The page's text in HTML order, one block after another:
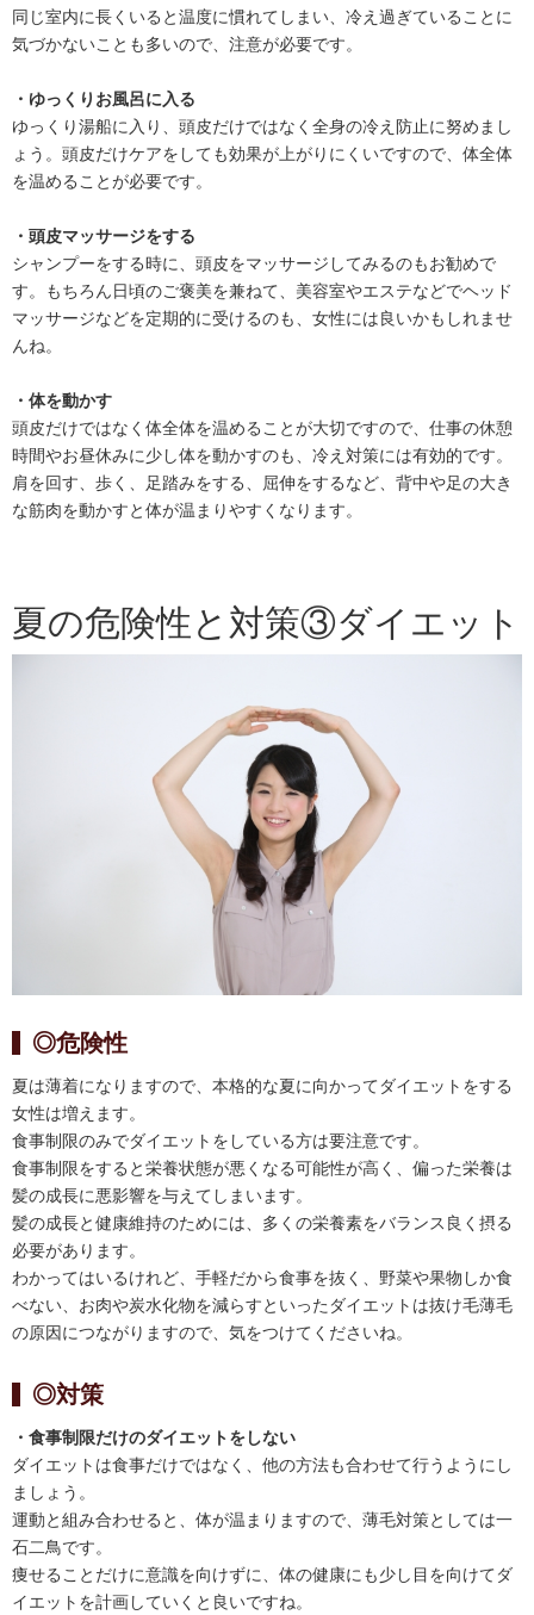
同じ室内に長くいると温度に慣れてしまい、冷え過ぎていることに
気づかないことも多いので、注意が必要です。
・ゆっくりお風呂に入る
ゆっくり湯船に入り、頭皮だけではなく全身の冷え防止に努めまし
ょう。頭皮だけケアをしても効果が上がりにくいですので、体全体
を温めることが必要です。
・頭皮マッサージをする
シャンプーをする時に、頭皮をマッサージしてみるのもお勧めで
す。もちろん日頃のご褒美を兼ねて、美容室やエステなどでヘッド
マッサージなどを定期的に受けるのも、女性には良いかもしれませ
んね。
・体を動かす
頭皮だけではなく体全体を温めることが大切ですので、仕事の休憩
時間やお昼休みに少し体を動かすのも、冷え対策には有効的です。
肩を回す、歩く、足踏みをする、屈伸をするなど、背中や足の大き
な筋肉を動かすと体が温まりやすくなります。
夏の危険性と対策③ダイエット
◎危険性
夏は薄着になりますので、本格的な夏に向かってダイエットをする
女性は増えます。
食事制限のみでダイエットをしている方は要注意です。
食事制限をすると栄養状態が悪くなる可能性が高く、偏った栄養は
髪の成長に悪影響を与えてしまいます。
髪の成長と健康維持のためには、多くの栄養素をバランス良く摂る
必要があります。
わかってはいるけれど、手軽だから食事を抜く、野菜や果物しか食
べない、お肉や炭水化物を減らすといったダイエットは抜け毛薄毛
の原因につながりますので、気をつけてくださいね。
◎対策
・食事制限だけのダイエットをしない
ダイエットは食事だけではなく、他の方法も合わせて行うようにし
ましょう。
運動と組み合わせると、体が温まりますので、薄毛対策としては一
石二鳥です。
痩せることだけに意識を向けずに、体の健康にも少し目を向けてダ
イエットを計画していくと良いですね。